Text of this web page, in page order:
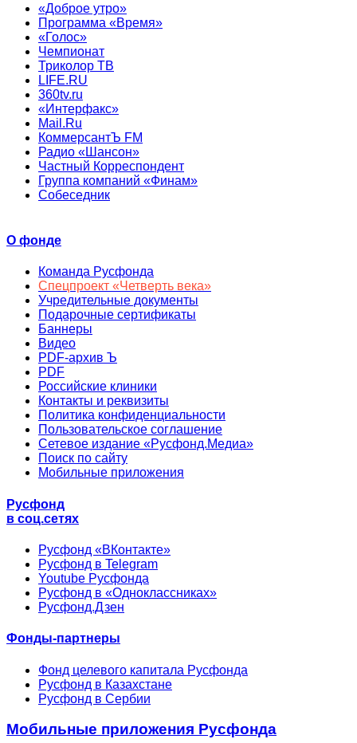
«Доброе утро»
Программа «Время»
«Голос»
Чемпионат
Триколор ТВ
LIFE.RU
360tv.ru
«Интерфакс»
Mail.Ru
КоммерсантЪ FM
Радио «Шансон»
Частный Корреспондент
Группа компаний «Финам»
Собеседник
О фонде
Команда Русфонда
Спецпроект «Четверть века»
Учредительные документы
Подарочные сертификаты
Баннеры
Видео
PDF-архив Ъ
PDF
Российские клиники
Контакты и реквизиты
Политика конфиденциальности
Пользовательское соглашение
Сетевое издание «Русфонд.Медиа»
Поиск по сайту
Мобильные приложения
Русфонд
в соц.сетях
Русфонд «ВКонтакте»
Русфонд в Telegram
Youtube Русфонда
Русфонд в «Одноклассниках»
Русфонд.Дзен
Фонды-партнеры
Фонд целевого капитала Русфонда
Русфонд в Казахстане
Русфонд в Сербии
Мобильные приложения Русфонда